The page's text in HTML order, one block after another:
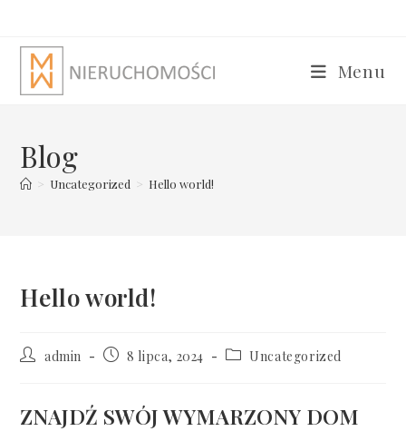
content
Menu
Blog
> Uncategorized > Hello world!
Hello world!
Postadmin
Post8 lipca, 2024
PostUncategorized
ZNAJDŹ SWÓJ WYMARZONY DOM